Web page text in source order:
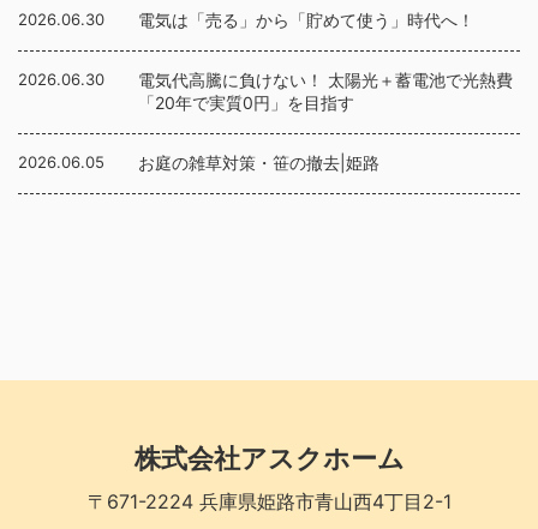
2026.06.30 電気は「売る」から「貯めて使う」時代へ！
2026.06.30
電気代高騰に負けない！ 太陽光＋蓄電池で光熱費
「20年で実質0円」を目指す
2026.06.05 お庭の雑草対策・笹の撤去|姫路
株式会社アスクホーム
〒671-2224 兵庫県姫路市青山西4丁目2-1